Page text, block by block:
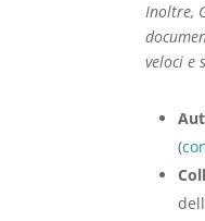
Inoltre,
veloci e
(